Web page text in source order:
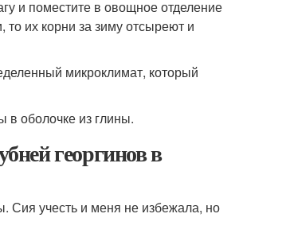
и поместите в овощное отделение
то их корни за зиму отсыреют и
микроклимат, который
в оболочке из глины.
георгинов в
Сия учесть и меня не избежала, но